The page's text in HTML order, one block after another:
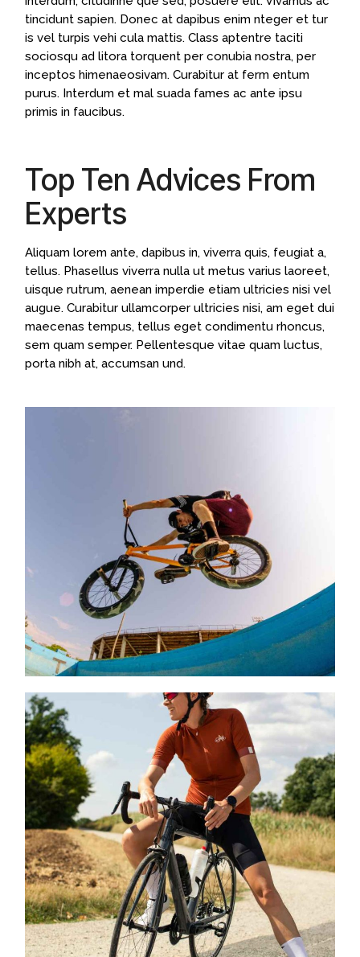
tincidunt sapien. Donec at dapibus enim nteger et tur
is vel turpis vehi cula mattis. Class aptentre taciti
sociosqu ad litora torquent per conubia nostra, per
inceptos himenaeosivam. Curabitur at ferm entum
purus. Interdum et mal suada fames ac ante ipsu
primis in faucibus.
Top Ten Advices From
Experts
Aliquam lorem ante, dapibus in, viverra quis, feugiat a,
tellus. Phasellus viverra nulla ut metus varius laoreet,
uisque rutrum, aenean imperdie etiam ultricies nisi vel
augue. Curabitur ullamcorper ultricies nisi, am eget dui
maecenas tempus, tellus eget condimentu rhoncus,
sem quam semper. Pellentesque vitae quam luctus,
porta nibh at, accumsan und.